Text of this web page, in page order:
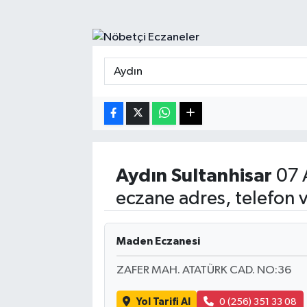
Aydın Sultanhisar 07
eczane adres, telefon
Maden Eczanesi
ZAFER MAH. ATATÜRK CAD. NO:36
Yol Tarifi Al 0 (256) 351 33 08
Kültür - Sanat